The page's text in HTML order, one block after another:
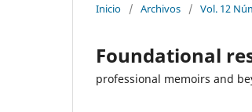
Inicio / Archivos / Vol. 12
Foundational
professional memoirs and